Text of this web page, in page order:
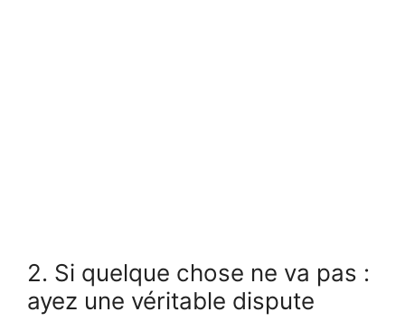
2. Si quelque chose ne va pas :
ayez une véritable dispute